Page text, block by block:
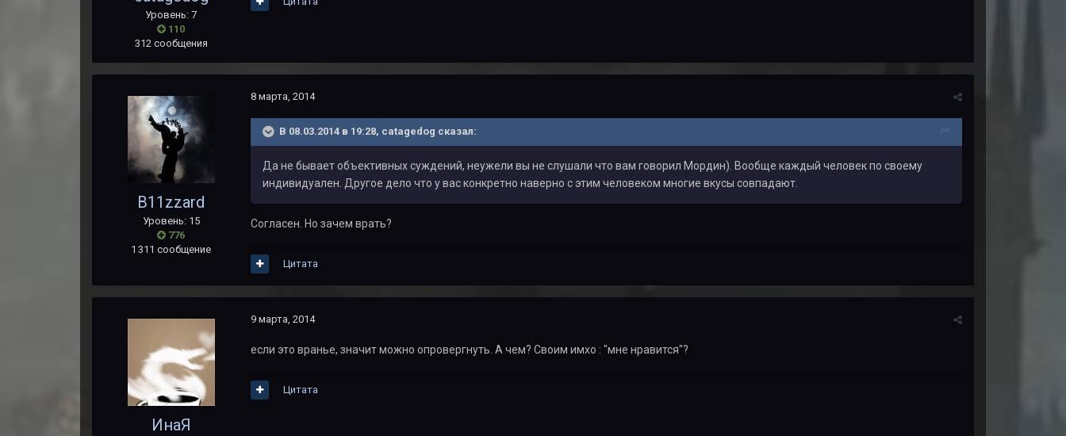
Уровень: 7
110
312 сообщения
B11zzard
Уровень: 15
776
1 311 сообщение
8 марта, 2014
В 08.03.2014 в 19:28, catagedog сказал:
Да не бывает объективных суждений, неужели вы не слушали что вам говорил Мордин). Вообще каждый человек по своему
индивидуален. Другое дело что у вас конкретно наверно с этим человеком многие вкусы совпадают.
Согласен. Но зачем врать?
Цитата
ИнаЯ
9 марта, 2014
если это вранье, значит можно опровергнуть. А чем? Своим имхо : "мне нравится"?
Цитата